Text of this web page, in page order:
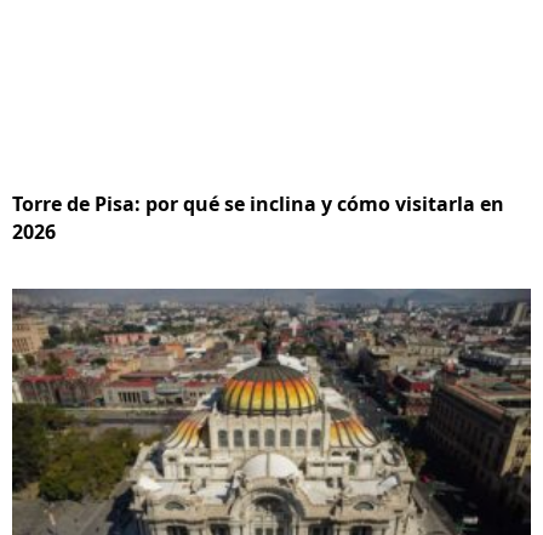
Torre de Pisa: por qué se inclina y cómo visitarla en
2026